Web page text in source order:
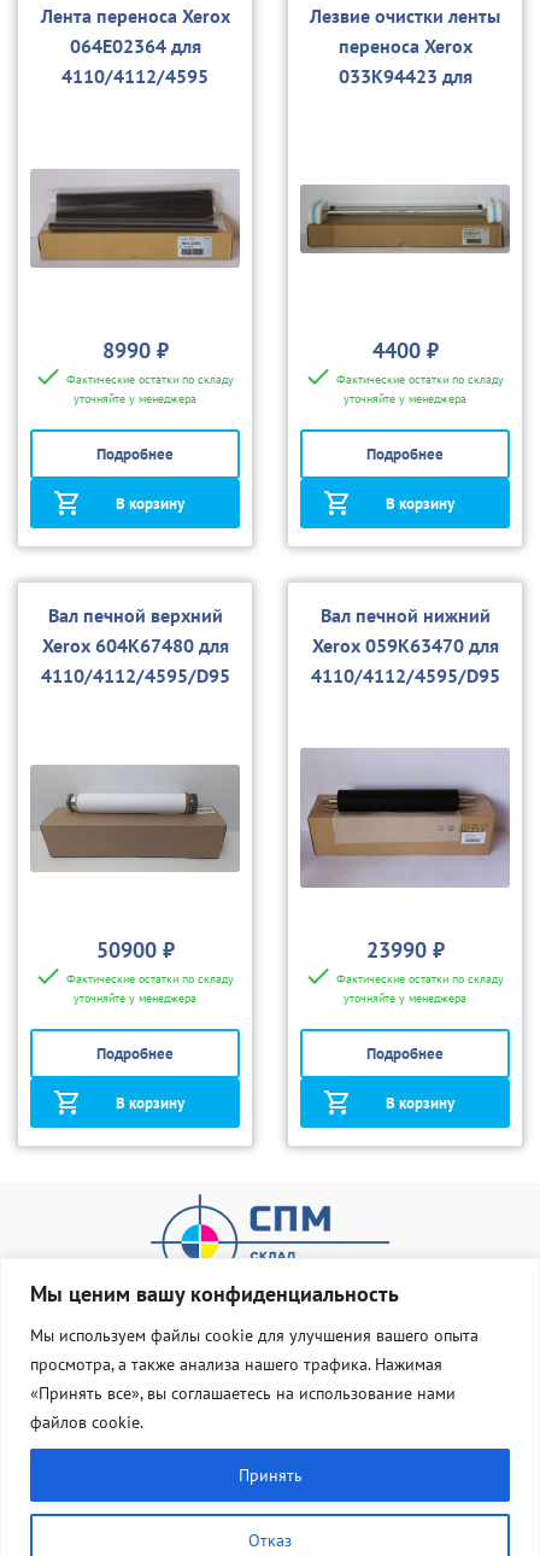
Мы ценим вашу конфиденциальность
Мы используем файлы cookie для улучшения вашего опыта
просмотра, а также анализа нашего трафика. Нажимая
«Принять все», вы соглашаетесь на использование нами
файлов cookie.
Отказ
Принять
Лента переноса Xerox
064E02364 для
4110/4112/4595
8990 ₽
Фактические остатки по складу
уточняйте у менеджера
Подробнее
В корзину
Лезвие очистки ленты
переноса Xerox
033K94423 для
4400 ₽
Фактические остатки по складу
уточняйте у менеджера
Подробнее
В корзину
Вал печной верхний
Xerox 604K67480 для
4110/4112/4595/D95
50900 ₽
Фактические остатки по складу
уточняйте у менеджера
Подробнее
В корзину
Вал печной нижний
Xerox 059K63470 для
4110/4112/4595/D95
23990 ₽
Фактические остатки по складу
уточняйте у менеджера
Подробнее
В корзину
О нас
Оплата и доставка
Статус Груза
Контакты
заказать звонок
Политика конфиденциальности